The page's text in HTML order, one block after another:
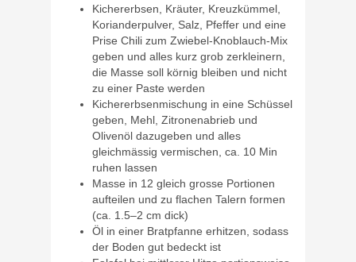
Kichererbsen, Kräuter, Kreuzkümmel,
Korianderpulver, Salz, Pfeffer und eine
Prise Chili zum Zwiebel-Knoblauch-Mix
geben und alles kurz grob zerkleinern,
die Masse soll körnig bleiben und nicht
zu einer Paste werden
Kichererbsenmischung in eine Schüssel
geben, Mehl, Zitronenabrieb und
Olivenöl dazugeben und alles
gleichmässig vermischen, ca. 10 Min
ruhen lassen
Masse in 12 gleich grosse Portionen
aufteilen und zu flachen Talern formen
(ca. 1.5–2 cm dick)
Öl in einer Bratpfanne erhitzen, sodass
der Boden gut bedeckt ist